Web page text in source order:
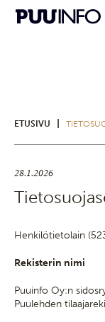
ETUSIVU
28.1.2026
Henkilötietolain
Rekisterin nimi
Puuinfo Oy:n
Puulehden